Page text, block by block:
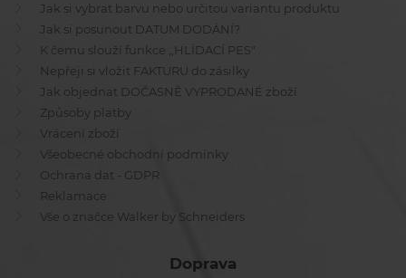
Jak si vybrat barvu nebo určitou variantu produktu
Jak si posunout DATUM DODÁNÍ?
K čemu slouží funkce ,,HLÍDACÍ PES"
Nepřeji si vložit FAKTURU do zásilky
Jak objednat DOČASNĚ VYPRODANÉ zboží
Způsoby platby
Vrácení zboží
Všeobecné obchodní podmínky
Ochrana dat - GDPR
Reklamace
Vše o značce Walker by Schneiders
Doprava